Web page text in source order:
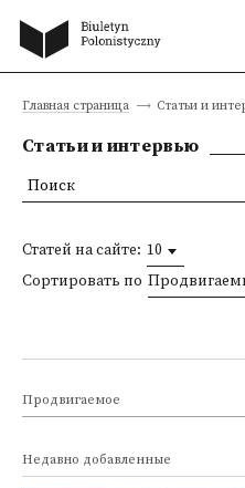
Главная страница Статьи и
Статьи и интервью
Статей на сайте: 10
Сортировать по
Продвигаемое
Недавно добавленные
Поиск